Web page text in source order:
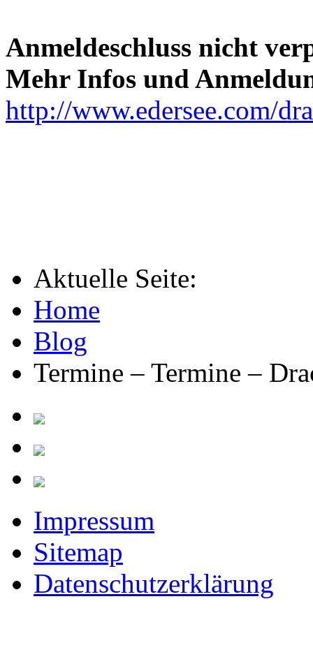
Anmeldeschluss nicht
Mehr Infos und
http://www.edersee.com/
Aktuelle Seite:
Home
Blog
Termine – Termine –
Impressum
Sitemap
Datenschutzerklärung